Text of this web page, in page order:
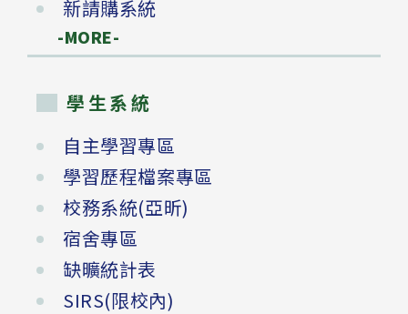
新請購系統
-MORE-
學生系統
自主學習專區
學習歷程檔案專區
校務系統(亞昕)
宿舍專區
缺曠統計表
SIRS(限校內)